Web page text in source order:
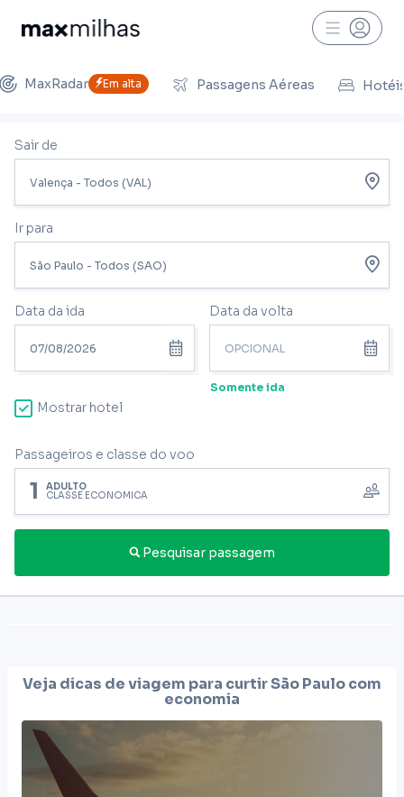
MaxRadar Em alta Passagens Aéreas
Sair de
Ir para
Data da ida Data da volta
Somente ida
Mostrar hotel
Passageiros e classe do voo
1 ADULTO
CLASSE ECONÔMICA
Pesquisar passagem
Veja dicas de viagem para curtirSão Paulocom
economia